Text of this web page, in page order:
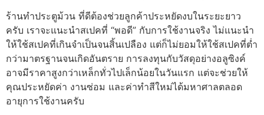
ร้านทําประตูม้วน ที่ดีต้องช่วยลูกค้าประหยัดงบในระยะยาว
ครับ เราจะแนะนำสเปคที่ “พอดี” กับการใช้งานจริง ไม่แนะนำ
ให้ใช้สเปคที่เกินจำเป็นจนสิ้นเปลือง แต่ก็ไม่ยอมให้ใช้สเปคที่ต่ำ
กว่ามาตรฐานจนเกิดอันตราย การลงทุนกับวัสดุอย่างอลูซิงค์
อาจมีราคาสูงกว่าเหล็กทั่วไปเล็กน้อยในวันแรก แต่จะช่วยให้
คุณประหยัดค่า งานซ่อม และค่าทำสีใหม่ได้มหาศาลตลอด
อายุการใช้งานครับ